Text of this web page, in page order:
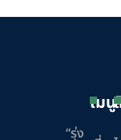
“รุ่ง
เมนู